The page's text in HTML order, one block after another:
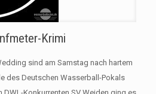
Krimi
sind am Samstag nach hartem
des Deutschen Wasserball-Pokals